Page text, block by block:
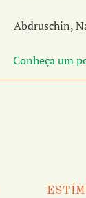
Abdruschin,
Conheça um